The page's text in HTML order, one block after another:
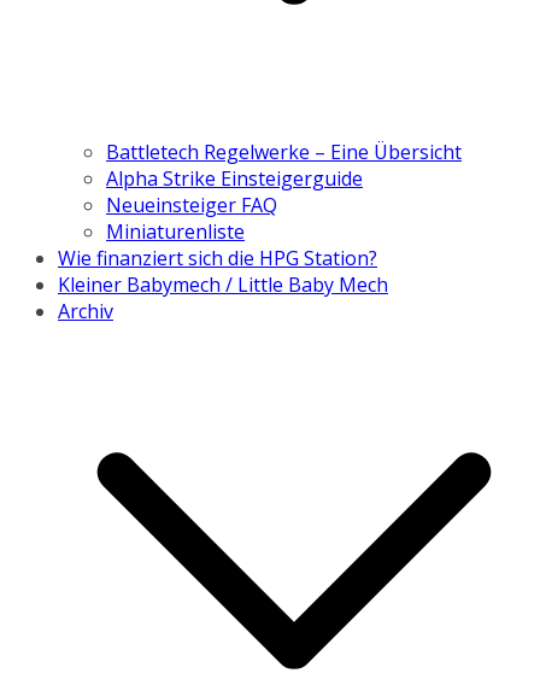
Battletech Regelwerke – Eine Übersicht
Alpha Strike Einsteigerguide
Neueinsteiger FAQ
Miniaturenliste
Wie finanziert sich die HPG Station?
Kleiner Babymech / Little Baby Mech
Archiv